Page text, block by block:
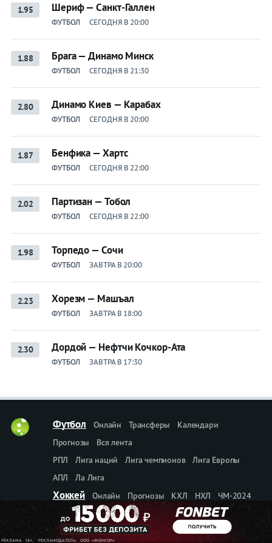
1.95 Шериф — Санкт-Галлен
ФУТБОЛ СЕГОДНЯ В 20:00
1.88 Брага — Динамо Минск
ФУТБОЛ СЕГОДНЯ В 21:30
2.80 Динамо Киев — Карабах
ФУТБОЛ СЕГОДНЯ В 20:00
1.87 Бенфика — Хартс
ФУТБОЛ СЕГОДНЯ В 22:00
2.02 Партизан — Тобол
ФУТБОЛ СЕГОДНЯ В 22:00
1.98 Торпедо — Сочи
ФУТБОЛ ЗАВТРА В 20:00
2.23 Хорезм — Машъал
ФУТБОЛ ЗАВТРА В 18:00
2.30 Дордой — Нефтчи Кочкор-Ата
ФУТБОЛ ЗАВТРА В 17:30
Футбол Онлайн Трансферы
Календари
Прогнозы
Вся лента
РПЛ
Лига наций Лига чемпионов
Лига Европы
АПЛ
Ла Лига
Хоккей Онлайн Прогнозы КХЛ НХЛ ЧМ-2024
Теннис Онлайн Бои Прогнозы
Прогнозы
Букмекеры